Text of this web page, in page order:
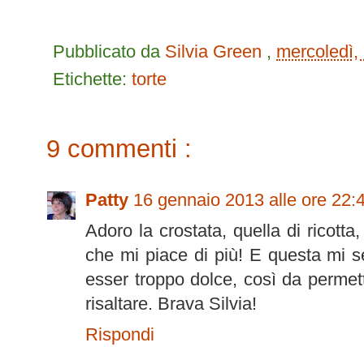
Pubblicato da Silvia Green , mercoledì,
Etichette: torte
9 commenti :
Patty 16 gennaio 2013 alle ore
Adoro la crostata, quella di
che mi piace di più! E questa mi
esser troppo dolce, così da
risaltare. Brava Silvia!
Rispondi